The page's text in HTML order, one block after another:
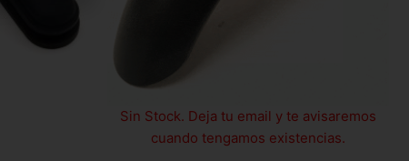
Sin Stock. Deja tu email y te avisaremos
cuando tengamos existencias.